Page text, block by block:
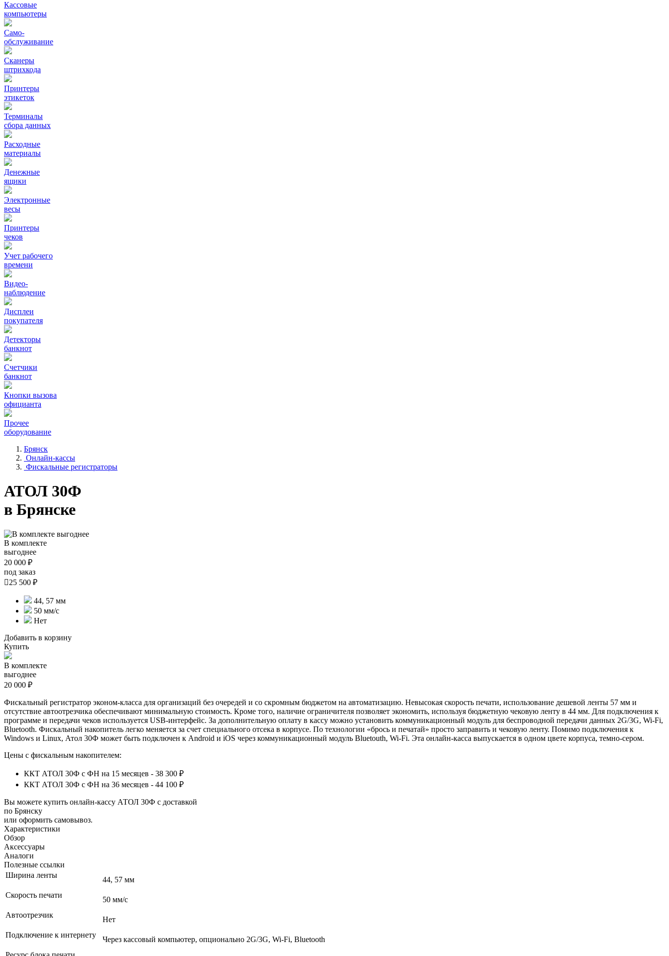
Кассовые
компьютеры
Само-
обслуживание
Сканеры
штрихкода
Принтеры
этикеток
Терминалы
сбора данных
Расходные
материалы
Денежные
ящики
Электронные
весы
Принтеры
чеков
Учет рабочего
времени
Видео‑
наблюдение
Дисплеи
покупателя
Детекторы
банкнот
Счетчики
банкнот
Кнопки вызова
официанта
Прочее
оборудование
Брянск
Онлайн-кассы
Фискальные регистраторы
АТОЛ 30Ф
в Брянске
В комплекте
выгоднее
20 000 ₽
под заказ
25 500 ₽
44, 57 мм
50 мм/с
Нет
Добавить в корзину
Купить
В комплекте
выгоднее
20 000 ₽
Фискальный регистратор эконом-класса для организаций без очередей и со скромным бюджетом на автоматизацию. Невысокая скорость печати, использование дешевой ленты 57 мм и
отсутствие автоотрезчика обеспечивают минимальную стоимость. Кроме того, наличие ограничителя позволяет экономить, используя бюджетную чековую ленту в 44 мм. Для подключения к
программе и передачи чеков используется USB-интерфейс. За дополнительную оплату в кассу можно установить коммуникационный модуль для беспроводной передачи данных 2G/3G, Wi-Fi,
Bluetooth. Фискальный накопитель легко меняется за счет специального отсека в корпусе. По технологии «брось и печатай» просто заправить и чековую ленту. Помимо подключения к
Windows и Linux, Атол 30Ф может быть подключен к Android и iOS через коммуникационный модуль Bluetouth, Wi-Fi. Эта онлайн-касса выпускается в одном цвете корпуса, темно-сером.
Цены с фискальным накопителем:
ККТ АТОЛ 30Ф с ФН на 15 месяцев - 38 300 ₽
ККТ АТОЛ 30Ф с ФН на 36 месяцев - 44 100 ₽
Вы можете купить онлайн‑кассу АТОЛ 30Ф с доставкой
по Брянску
или оформить самовывоз.
Характеристики
Обзор
Аксессуары
Аналоги
Полезные ссылки
Ширина ленты
44, 57 мм
Скорость печати
50 мм/с
Автоотрезчик
Нет
Подключение к интернету
Через кассовый компьютер, опционально 2G/3G, Wi-Fi, Bluetooth